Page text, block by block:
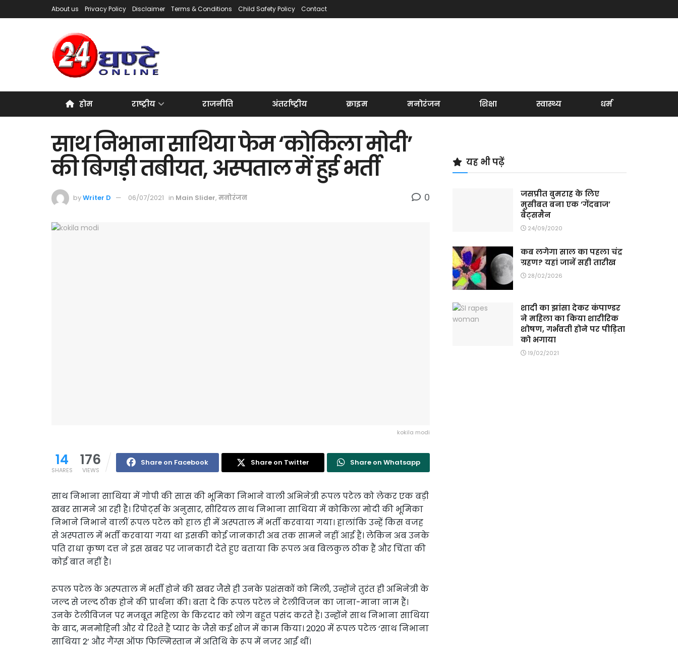
About us Privacy Policy Disclaimer Terms & Conditions Child Safety Policy Contact
होम राष्ट्रीय राजनीति अंतर्राष्ट्रीय क्राइम मनोरंजन शिक्षा स्वास्थ्य धर्म
साथ निभाना साथिया फेम ‘कोकिला मोदी’
की बिगड़ी तबीयत, अस्पताल में हुई भर्ती
byWriter D 06/07/2021 in Main Slider, मनोरंजन 0
kokila modi
14
SHARES
176
VIEWS
Share on Facebook Share on Twitter Share on Whatsapp
साथ निभाना साथिया में गोपी की सास की भूमिका निभाने वाली अभिनेत्री रूपल पटेल को लेकर एक बड़ी
खबर सामने आ रही है। रिपोर्ट्स के अनुसार, सीरियल साथ निभाना साथिया में कोकिला मोदी की भूमिका
निभाने निभाने वालीं रूपल पटेल को हाल ही में अस्पताल में भर्ती करवाया गया। हालांकि उन्हें किस वजह
से अस्पताल में भर्ती करवाया गया था इसकी कोई जानकारी अब तक सामने नहीं आई हैं। लेकिन अब उनके
पति राधा कृष्ण दत्त ने इस खबर पर जानकारी देते हुए बताया कि रूपल अब बिलकुल ठीक हैं और चिंता की
कोई बात नहीं है।
रूपल पटेल के अस्पताल में भर्ती होने की खबर जैसे ही उनके प्रशंसकों को मिली, उन्होंने तुरंत ही अभिनेत्री के
जल्द से जल्द ठीक होने की प्रार्थना की। बता दे कि रूपल पटेल ने टेलीविजन का जाना-माना नाम हैं।
उनके टेलीविजन पर मजबूत महिला के किरदार को लोग बहुत पसंद करते हैं। उन्होंने साथ निभाना साथिया
के बाद, मनमोहिनी और ये रिश्ते हैं प्यार के जैसे कई शोज में काम किया। 2020 में रूपल पटेल ‘साथ निभाना
साथिया 2’ और गैंग्स ऑफ फिल्मिस्तान में अतिथि के रूप में नजर आईं थीं।
यह भी पढ़ें
जसप्रीत बुमराह के लिए
मुसीबत बना एक ‘गेंदबाज’
बैट्समैन
24/09/2020
कब लगेगा साल का पहला चंद्र
ग्रहण? यहां जानें सही तारीख
28/02/2026
शादी का झांसा देकर कंपाण्डर
ने महिला का किया शारीरिक
शोषण, गर्भवती होने पर पीड़िता
को भगाया
19/02/2021